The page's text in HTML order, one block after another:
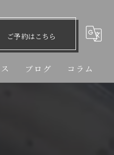
ご予約はこちら
ブログ コラム